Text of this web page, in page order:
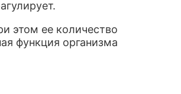
этом ее количество
функция организма